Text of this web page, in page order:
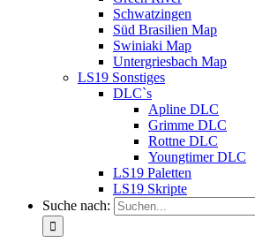
Schwatzingen
Süd Brasilien Map
Swiniaki Map
Untergriesbach Map
LS19 Sonstiges
DLC`s
Apline DLC
Grimme DLC
Rottne DLC
Youngtimer DLC
LS19 Paletten
LS19 Skripte
Suche nach: